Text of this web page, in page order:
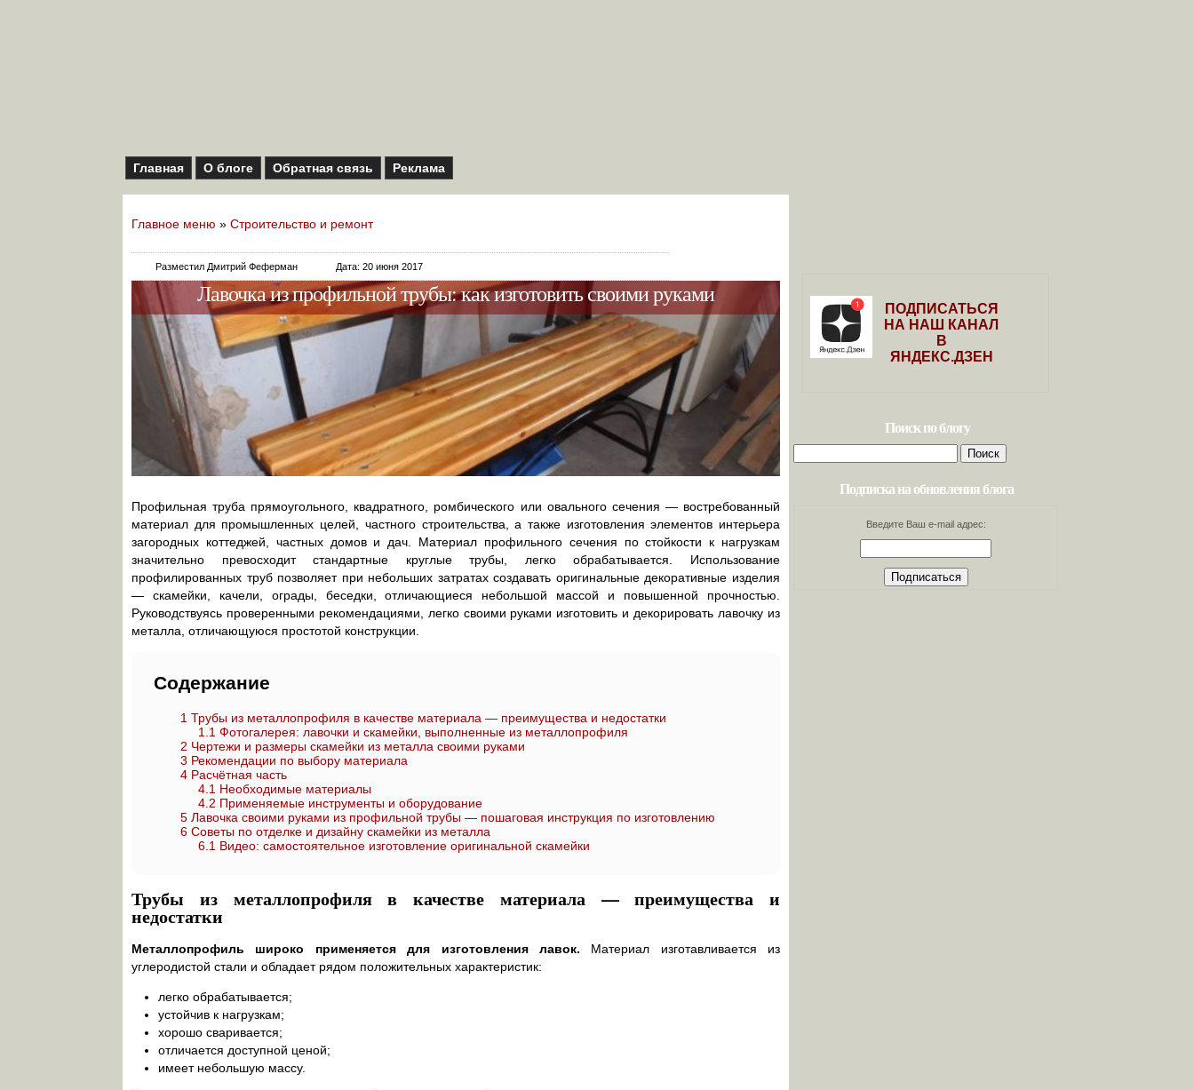
Главная О блоге Обратная связь Реклама
Главное меню » Строительство и ремонт
Разместил Дмитрий Феферман Дата: 20 июня 2017
Лавочка из профильной трубы: как изготовить своими руками
Профильная труба прямоугольного, квадратного, ромбического или овального сечения — востребованный
материал для промышленных целей, частного строительства, а также изготовления элементов интерьера
загородных коттеджей, частных домов и дач. Материал профильного сечения по стойкости к нагрузкам
значительно превосходит стандартные круглые трубы, легко обрабатывается. Использование
профилированных труб позволяет при небольших затратах создавать оригинальные декоративные изделия
— скамейки, качели, ограды, беседки, отличающиеся небольшой массой и повышенной прочностью.
Руководствуясь проверенными рекомендациями, легко своими руками изготовить и декорировать лавочку из
металла, отличающуюся простотой конструкции.
Содержание
1 Трубы из металлопрофиля в качестве материала — преимущества и недостатки
1.1 Фотогалерея: лавочки и скамейки, выполненные из металлопрофиля
2 Чертежи и размеры скамейки из металла своими руками
3 Рекомендации по выбору материала
4 Расчётная часть
4.1 Необходимые материалы
4.2 Применяемые инструменты и оборудование
5 Лавочка своими руками из профильной трубы — пошаговая инструкция по изготовлению
6 Советы по отделке и дизайну скамейки из металла
6.1 Видео: самостоятельное изготовление оригинальной скамейки
Трубы из металлопрофиля в качестве материала — преимущества и
недостатки
Металлопрофиль широко применяется для изготовления лавок. Материал изготавливается из
углеродистой стали и обладает рядом положительных характеристик:
легко обрабатывается;
устойчив к нагрузкам;
хорошо сваривается;
отличается доступной ценой;
имеет небольшую массу.
ПОДПИСАТЬСЯ
НА НАШ КАНАЛ
В
ЯНДЕКС.ДЗЕН
Поиск по блогу
Найти:
Подписка на обновления блога
Введите Ваш e-mail адрес: